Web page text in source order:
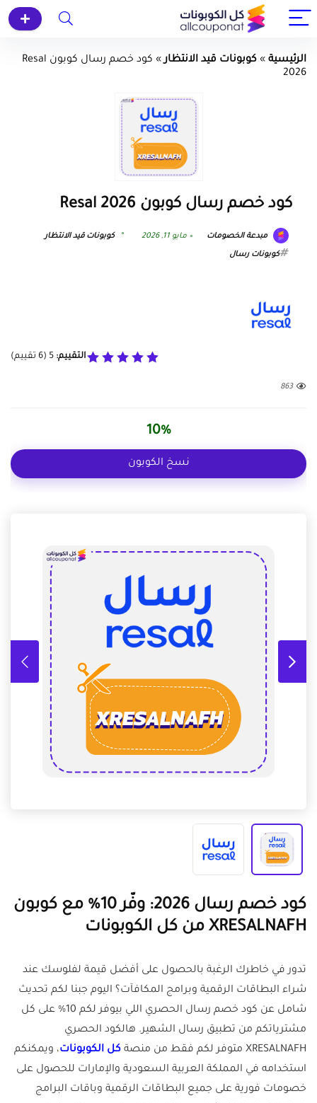
الرئيسية » كوبونات قيد الانتظار»
كود خصم رسال كوبون Resal
2026
كود خصم رسال كوبون Resal 2026
مبدعة الخصومات مايو 11, 2026 كوبونات قيد الانتظار
كوبونات رسال
التقييم: 5
(
6 تقييم)
863
10%
نسخ الكوبون
كود خصم رسال 2026: وفّر 10% مع كوبون
XRESALNAFH من كل الكوبونات
تدور في خاطرك الرغبة بالحصول على أفضل قيمة لفلوسك عند
شراء البطاقات الرقمية وبرامج المكافآت؟ اليوم جبنا لكم تحديث
شامل عن كود خصم رسال الحصري اللي بيوفر لكم 10% على كل
مشترياتكم من تطبيق رسال الشهير. هالكود الحصري
XRESALNAFH متوفر لكم فقط من منصة
كل الكوبونات، ويمكنكم
استخدامه في المملكة العربية السعودية والإمارات للحصول على
خصومات فورية على جميع البطاقات الرقمية وباقات البرامج